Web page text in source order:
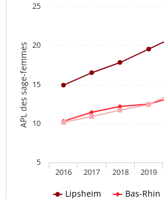
APL des sage-femmes
Lipsheim Bas-Rhin
2016 2017 2018 2019
5
10
15
20
25